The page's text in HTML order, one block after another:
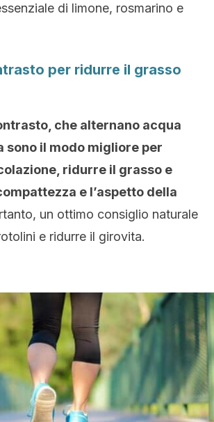
di limone, rosmarino e
per ridurre il grasso
che alternano acqua
sono il modo migliore per
ridurre il grasso e
e l’aspetto della
un ottimo consiglio naturale
e ridurre il girovita.